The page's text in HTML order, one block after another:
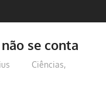
se conta
Ciências,